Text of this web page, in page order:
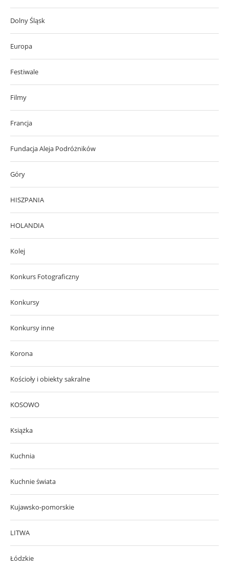
Dolny Śląsk
Europa
Festiwale
Filmy
Francja
Fundacja Aleja Podróżników
Góry
HISZPANIA
HOLANDIA
Kolej
Konkurs Fotograficzny
Konkursy
Konkursy inne
Korona
Kościoły i obiekty sakralne
KOSOWO
Książka
Kuchnia
Kuchnie świata
Kujawsko-pomorskie
LITWA
Łódzkie